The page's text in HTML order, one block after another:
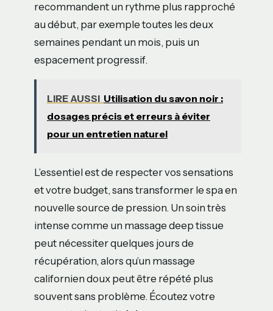
recommandent un rythme plus rapproché
au début, par exemple toutes les deux
semaines pendant un mois, puis un
espacement progressif.
LIRE AUSSI Utilisation du savon noir :
dosages précis et erreurs à éviter
pour un entretien naturel
L’essentiel est de respecter vos sensations
et votre budget, sans transformer le spa en
nouvelle source de pression. Un soin très
intense comme un massage deep tissue
peut nécessiter quelques jours de
récupération, alors qu’un massage
californien doux peut être répété plus
souvent sans problème. Écoutez votre